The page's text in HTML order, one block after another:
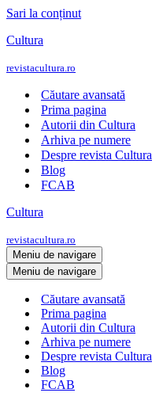
Sari la conținut
Cultura
revistacultura.ro
Căutare avansată
Prima pagina
Autorii din Cultura
Arhiva pe numere
Despre revista Cultura
Blog
FCAB
Cultura
revistacultura.ro
Meniu de navigare
Meniu de navigare
Căutare avansată
Prima pagina
Autorii din Cultura
Arhiva pe numere
Despre revista Cultura
Blog
FCAB